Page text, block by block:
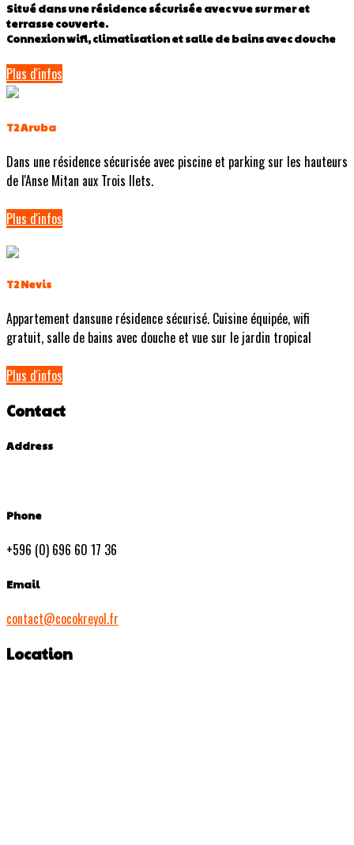
Situé dans une résidence sécurisée avec vue sur mer et
terrasse couverte.
Connexion wifi, climatisation et salle de bains avec douche
Plus d'infos
T2 Aruba
Dans une résidence sécurisée avec piscine et parking sur les hauteurs
de l'Anse Mitan aux Trois Ilets.
Plus d'infos
T2 Nevis
Appartement dansune résidence sécurisé. Cuisine équipée, wifi
gratuit, salle de bains avec douche et vue sur le jardin tropical
Plus d'infos
Contact
Address
Phone
+596 (0) 696 60 17 36
Email
contact@cocokreyol.fr
Location